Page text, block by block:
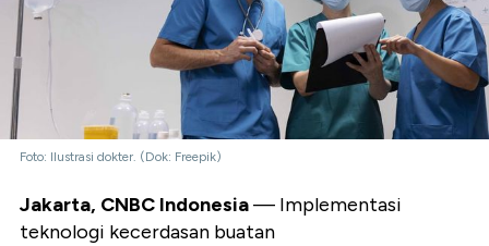
Foto: Ilustrasi dokter. (Dok: Freepik)
Jakarta, CNBC Indonesia— Implementasi
teknologi kecerdasan buatan